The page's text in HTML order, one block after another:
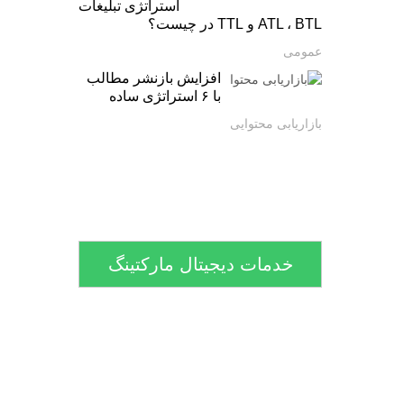
استراتژی تبلیغات
ATL ، BTL و TTL در چیست؟
عمومی
افزایش بازنشر مطالب
با ۶ استراتژی ساده
بازاریابی محتوایی
خدمات دیجیتال مارکتینگ